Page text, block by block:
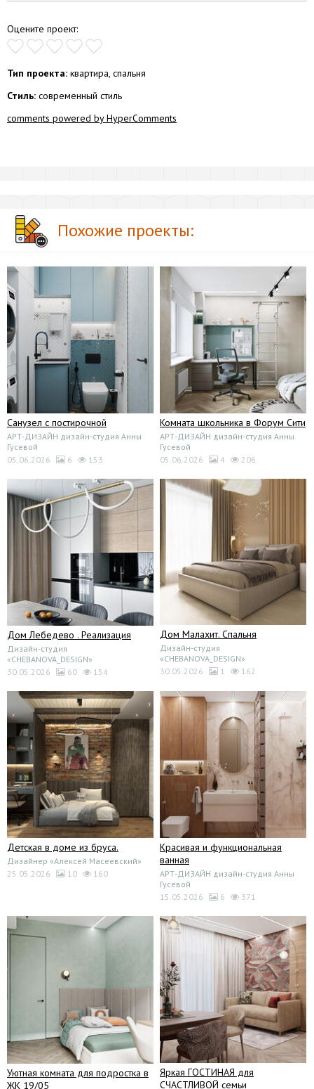
Оцените проект:
Тип проекта: квартира, спальня
Стиль: современный стиль
comments powered by HyperComments
Похожие проекты:
Санузел с постирочной
АРТ-ДИЗАЙН дизайн-студия Анны
Гусевой
05.06.2026
6 153
Комната школьника в Форум Сити
АРТ-ДИЗАЙН дизайн-студия Анны
Гусевой
05.06.2026
4 206
Дом Лебедево . Реализация
Дизайн-студия
«CHEBANOVA_DESIGN»
30.05.2026
60 154
Дом Малахит. Спальня
Дизайн-студия
«CHEBANOVA_DESIGN»
30.05.2026
1 162
Детская в доме из бруса.
Дизайнер «Алексей Масеевский»
25.05.2026
10 160
Красивая и функциональная
ванная
АРТ-ДИЗАЙН дизайн-студия Анны
Гусевой
15.05.2026
6 371
Уютная комната для подростка в
ЖК 19/05
Яркая ГОСТИНАЯ для
СЧАСТЛИВОЙ семьи